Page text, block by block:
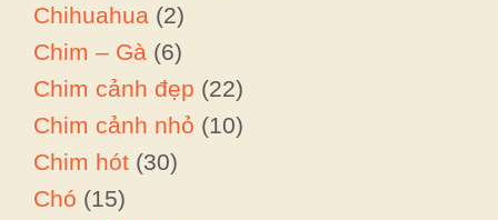
Chihuahua (2)
Chim – Gà (6)
Chim cảnh đẹp (22)
Chim cảnh nhỏ (10)
Chim hót (30)
Chó (15)